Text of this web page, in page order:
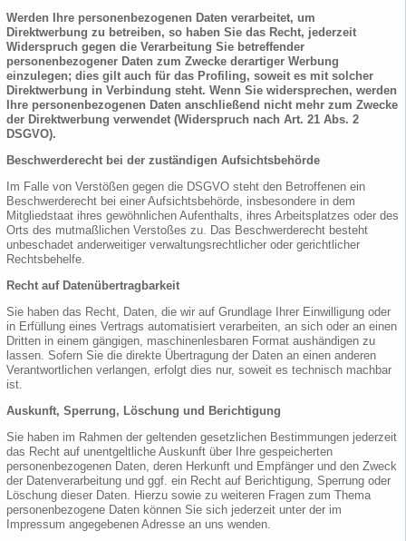
Werden Ihre personenbezogenen Daten verarbeitet, um
Direktwerbung zu betreiben, so haben Sie das Recht, jederzeit
Widerspruch gegen die Verarbeitung Sie betreffender
personenbezogener Daten zum Zwecke derartiger Werbung
einzulegen; dies gilt auch für das Profiling, soweit es mit solcher
Direktwerbung in Verbindung steht. Wenn Sie widersprechen, werden
Ihre personenbezogenen Daten anschließend nicht mehr zum Zwecke
der Direktwerbung verwendet (Widerspruch nach Art. 21 Abs. 2
DSGVO).
Beschwerderecht bei der zuständigen Aufsichtsbehörde
Im Falle von Verstößen gegen die DSGVO steht den Betroffenen ein
Beschwerderecht bei einer Aufsichtsbehörde, insbesondere in dem
Mitgliedstaat ihres gewöhnlichen Aufenthalts, ihres Arbeitsplatzes oder des
Orts des mutmaßlichen Verstoßes zu. Das Beschwerderecht besteht
unbeschadet anderweitiger verwaltungsrechtlicher oder gerichtlicher
Rechtsbehelfe.
Recht auf Datenübertragbarkeit
Sie haben das Recht, Daten, die wir auf Grundlage Ihrer Einwilligung oder
in Erfüllung eines Vertrags automatisiert verarbeiten, an sich oder an einen
Dritten in einem gängigen, maschinenlesbaren Format aushändigen zu
lassen. Sofern Sie die direkte Übertragung der Daten an einen anderen
Verantwortlichen verlangen, erfolgt dies nur, soweit es technisch machbar
ist.
Auskunft, Sperrung, Löschung und Berichtigung
Sie haben im Rahmen der geltenden gesetzlichen Bestimmungen jederzeit
das Recht auf unentgeltliche Auskunft über Ihre gespeicherten
personenbezogenen Daten, deren Herkunft und Empfänger und den Zweck
der Datenverarbeitung und ggf. ein Recht auf Berichtigung, Sperrung oder
Löschung dieser Daten. Hierzu sowie zu weiteren Fragen zum Thema
personenbezogene Daten können Sie sich jederzeit unter der im
Impressum angegebenen Adresse an uns wenden.